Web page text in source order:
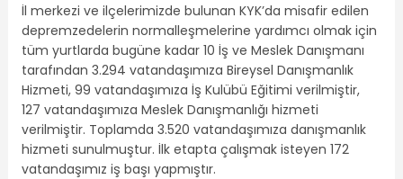
İl merkezi ve ilçelerimizde bulunan KYK’da misafir edilen
depremzedelerin normalleşmelerine yardımcı olmak için
tüm yurtlarda bugüne kadar 10 İş ve Meslek Danışmanı
tarafından 3.294 vatandaşımıza Bireysel Danışmanlık
Hizmeti, 99 vatandaşımıza İş Kulübü Eğitimi verilmiştir,
127 vatandaşımıza Meslek Danışmanlığı hizmeti
verilmiştir. Toplamda 3.520 vatandaşımıza danışmanlık
hizmeti sunulmuştur. İlk etapta çalışmak isteyen 172
vatandaşımız iş başı yapmıştır.